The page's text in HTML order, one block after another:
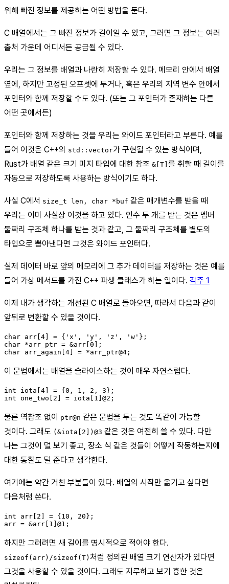
위해 빠진 정보를 제공하는 어떤 방법을 둔다.
C 배열에서는 그 빠진 정보가 길이일 수 있고, 그러면 그 정보는 여러
출처 가운데 어디서든 공급될 수 있다.
우리는 그 정보를 배열과 나란히 저장할 수 있다. 메모리 안에서 배열
옆에, 하지만 고정된 오프셋에 두거나, 혹은 우리의 지역 변수 안에서
포인터와 함께 저장할 수도 있다. (또는 그 포인터가 존재하는 다른
어떤 곳에서든)
포인터와 함께 저장하는 것을 우리는 와이드 포인터라고 부른다. 예를
들어 이것은 C++의
std::vector가 구현될 수 있는 방식이며,
Rust가 배열 같은 크기 미지 타입에 대한 참조 &[T] 를 취할 때 길이를
자동으로 저장하도록 사용하는 방식이기도 하다.
사실 C에서 size_t len, char *buf 같은 매개변수를 받을 때
우리는 이미 사실상 이것을 하고 있다. 인수 두 개를 받는 것은 멤버
둘짜리 구조체 하나를 받는 것과 같고, 그 둘짜리 구조체를 별도의
타입으로 뽑아낸다면 그것은 와이드 포인터다.
실제 데이터 바로 앞의 메모리에 그 추가 데이터를 저장하는 것은 예를
들어 가상 메서드를 가진 C++ 파생 클래스가 하는 일이다. 각주 1
이제 내가 생각하는 개선된 C 배열로 돌아오면, 따라서 다음과 같이
앞뒤로 변환할 수 있을 것이다.
char arr[4] = {'x', 'y', 'z', 'w'};
char *arr_ptr = &arr[0];
이 문법에서는 배열을 슬라이스하는 것이 매우 자연스럽다.
int iota[4] = {0, 1, 2, 3};
물론 역참조 없이 ptr@n 같은 문법을 두는 것도 똑같이 가능할
것이다. 그래도 (&iota[2])@3 같은 것은 여전히 쓸 수 있다. 다만
나는 그것이 덜 보기 좋고, 장소 식 같은 것들이 어떻게 작동하는지에
대한 통찰도 덜 준다고 생각한다.
여기에는 약간 거친 부분들이 있다. 배열의 시작만 옮기고 싶다면
다음처럼 쓴다.
int arr[2] = {10, 20};
하지만 그러려면 새 길이를 명시적으로 적어야 한다.
sizeof(arr)/sizeof(T) 처럼 정의된 배열 크기 연산자가 있다면
그것을 사용할 수 있을 것이다. 그래도 지루하고 보기 흉한 것은